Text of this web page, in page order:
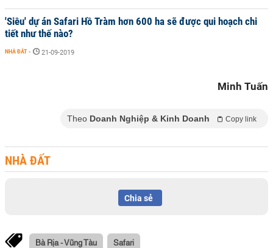
'Siêu' dự án Safari Hồ Tràm hơn 600 ha sẽ được qui hoạch chi
tiết như thế nào?
NHÀ ĐẤT - 21-09-2019
Minh Tuấn
Theo Doanh Nghiệp & Kinh Doanh Copy link
NHÀ ĐẤT
Chia sẻ
Bà Rịa - Vũng Tàu Safari